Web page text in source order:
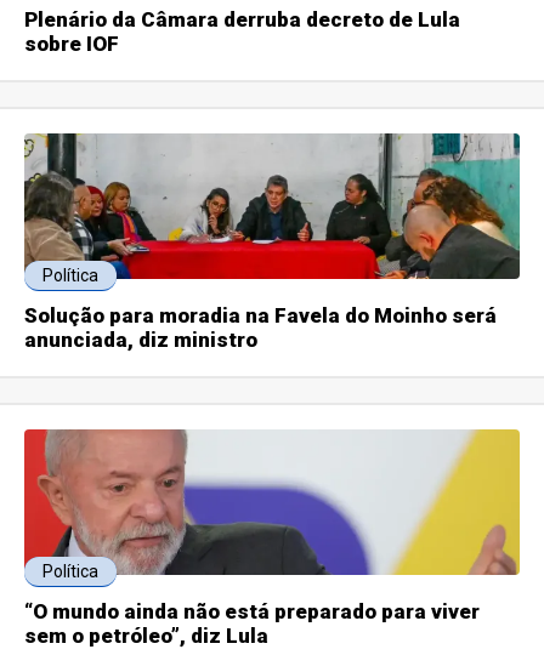
Plenário da Câmara derruba decreto de Lula
sobre IOF
Política
Solução para moradia na Favela do Moinho será
anunciada, diz ministro
Política
“O mundo ainda não está preparado para viver
sem o petróleo”, diz Lula